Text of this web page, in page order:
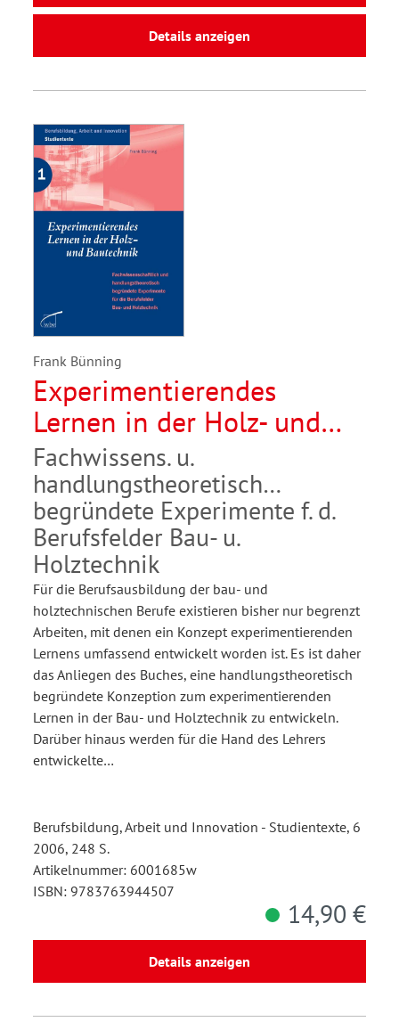
Details anzeigen
Frank Bünning
Experimentierendes
Lernen in der Holz- und
Bautechnik
Fachwissens. u.
handlungstheoretisch
begründete Experimente f. d.
Berufsfelder Bau- u.
Holztechnik
Für die Berufsausbildung der bau- und
holztechnischen Berufe existieren bisher nur begrenzt
Arbeiten, mit denen ein Konzept experimentierenden
Lernens umfassend entwickelt worden ist. Es ist daher
das Anliegen des Buches, eine handlungstheoretisch
begründete Konzeption zum experimentierenden
Lernen in der Bau- und Holztechnik zu entwickeln.
Darüber hinaus werden für die Hand des Lehrers
entwickelte…
Berufsbildung, Arbeit und Innovation - Studientexte, 6
2006, 248 S.
Artikelnummer: 6001685w
ISBN: 9783763944507
14,90 €
Details anzeigen